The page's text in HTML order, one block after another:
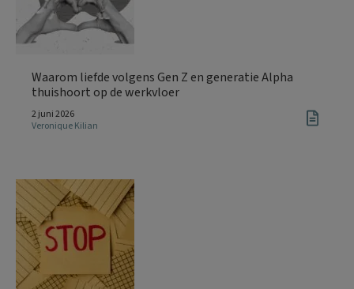
Waarom liefde volgens Gen Z en generatie Alpha
thuishoort op de werkvloer
2 juni 2026
Veronique Kilian